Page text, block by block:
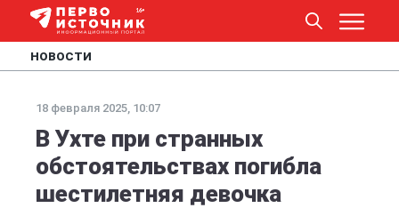
НОВОСТИ
18 февраля 2025, 10:07
В Ухте при странных
обстоятельствах погибла
шестилетняя девочка